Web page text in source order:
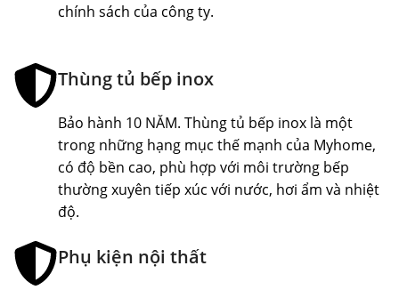
chính sách của công ty.
Thùng tủ bếp inox
Bảo hành 10 NĂM. Thùng tủ bếp inox là một
trong những hạng mục thế mạnh của Myhome,
có độ bền cao, phù hợp với môi trường bếp
thường xuyên tiếp xúc với nước, hơi ẩm và nhiệt
độ.
Phụ kiện nội thất